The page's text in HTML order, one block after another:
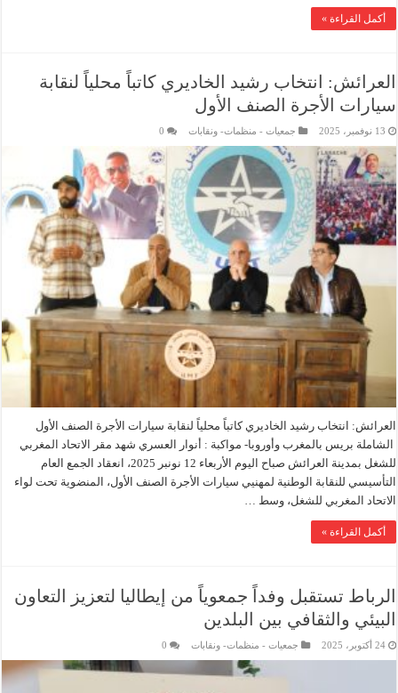
أكمل القراءة »
العرائش: انتخاب رشيد الخاديري كاتباً محلياً لنقابة
سيارات الأجرة الصنف الأول
13 نوفمبر، 2025 جمعيات - منظمات- ونقابات 0
العرائش: انتخاب رشيد الخاديري كاتباً محلياً لنقابة سيارات الأجرة الصنف الأول
الشاملة بريس بالمغرب وأوروبا- مواكبة : أنوار العسري شهد مقر الاتحاد المغربي
للشغل بمدينة العرائش صباح اليوم الأربعاء 12 نونبر 2025، انعقاد الجمع العام
التأسيسي للنقابة الوطنية لمهنيي سيارات الأجرة الصنف الأول، المنضوية تحت لواء
الاتحاد المغربي للشغل، وسط …
أكمل القراءة »
الرباط تستقبل وفداً جمعوياً من إيطاليا لتعزيز التعاون
البيئي والثقافي بين البلدين
24 أكتوبر، 2025 جمعيات - منظمات- ونقابات 0